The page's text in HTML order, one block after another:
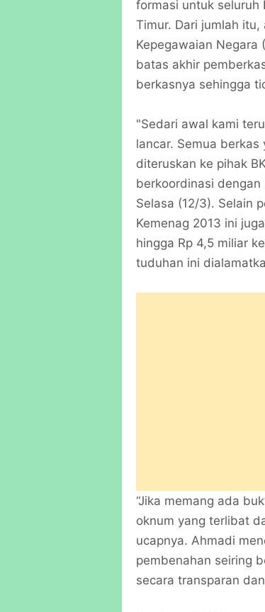
formasi untuk seluruh
Timur. Dari jumlah
Kepegawaian Negara
batas akhir
berkasnya sehingga
"Sedari awal kami
lancar. Semua
diteruskan ke pihak
berkoordinasi
Selasa (12/3). Selain
Kemenag 2013 ini
hingga Rp 4,5 miliar
tuduhan ini
“Jika memang ada
oknum yang terlibat
ucapnya. Ahmadi
pembenahan seiring
secara transparan